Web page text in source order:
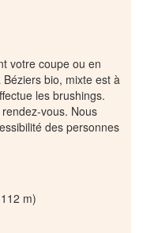
votre coupe ou en
bio, mixte est à
les brushings.
vous. Nous
des personnes
m)